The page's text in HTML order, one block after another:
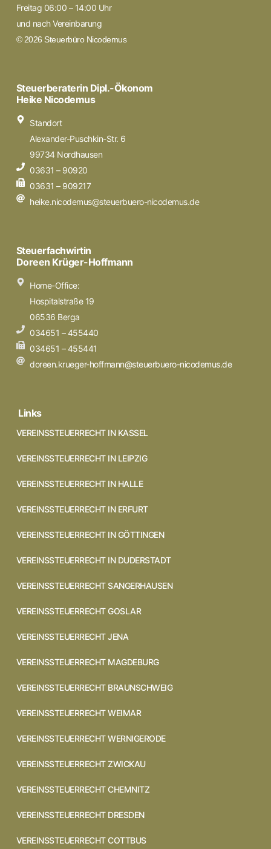
Freitag 06:00 – 14:00 Uhr
und nach Vereinbarung
© 2026 Steuerbüro Nicodemus
Steuerberaterin Dipl.-Ökonom
Heike Nicodemus
Standort
Alexander-Puschkin-Str. 6
99734 Nordhausen
03631 – 90920
03631 – 909217
heike.nicodemus@steuerbuero-nicodemus.de
Steuerfachwirtin
Doreen Krüger-Hoffmann
Home-Office:
Hospitalstraße 19
06536 Berga
034651 – 455440
034651 – 455441
doreen.krueger-hoffmann@steuerbuero-nicodemus.de
Links
VEREINSSTEUERRECHT IN KASSEL
VEREINSSTEUERRECHT IN LEIPZIG
VEREINSSTEUERRECHT IN HALLE
VEREINSSTEUERRECHT IN ERFURT
VEREINSSTEUERRECHT IN GÖTTINGEN
VEREINSSTEUERRECHT IN DUDERSTADT
VEREINSSTEUERRECHT SANGERHAUSEN
VEREINSSTEUERRECHT GOSLAR
VEREINSSTEUERRECHT JENA
VEREINSSTEUERRECHT MAGDEBURG
VEREINSSTEUERRECHT BRAUNSCHWEIG
VEREINSSTEUERRECHT WEIMAR
VEREINSSTEUERRECHT WERNIGERODE
VEREINSSTEUERRECHT ZWICKAU
VEREINSSTEUERRECHT CHEMNITZ
VEREINSSTEUERRECHT DRESDEN
VEREINSSTEUERRECHT COTTBUS